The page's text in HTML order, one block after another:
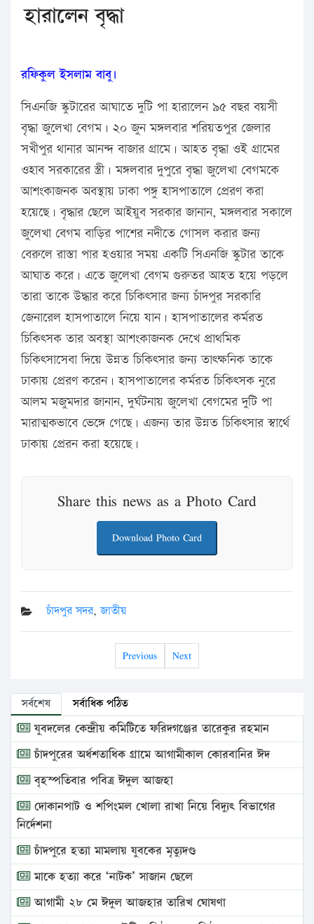
হারালেন বৃদ্ধা
রফিকুল ইসলাম বাবু।
সিএনজি স্কুটারের আঘাতে দুটি পা হারালেন ৯৫ বছর বয়সী
বৃদ্ধা জুলেখা বেগম। ২০ জুন মঙ্গলবার শরিয়তপুর জেলার
সখীপুর থানার আনন্দ বাজার গ্রামে। আহত বৃদ্ধা ওই গ্রামের
ওহাব সরকারের স্ত্রী। মঙ্গলবার দুপুরে বৃদ্ধা জুলেখা বেগমকে
আশংকাজনক অবস্থায় ঢাকা পঙ্গু হাসপাতালে প্রেরণ করা
হয়েছে। বৃদ্ধার ছেলে আইয়ুব সরকার জানান, মঙ্গলবার সকালে
জুলেখা বেগম বাড়ির পাশের নদীতে গোসল করার জন্য
বেরুলে রাস্তা পার হওয়ার সময় একটি সিএনজি স্কুটার তাকে
আঘাত করে। এতে জুলেখা বেগম গুরুতর আহত হয়ে পড়লে
তারা তাকে উদ্ধার করে চিকিৎসার জন্য চাঁদপুর সরকারি
জেনারেল হাসপাতালে নিয়ে যান। হাসপাতালের কর্মরত
চিকিৎসক তার অবস্থা আশংকাজনক দেখে প্রাথমিক
চিকিৎসাসেবা দিয়ে উন্নত চিকিৎসার জন্য তাৎক্ষনিক তাকে
ঢাকায় প্রেরণ করেন। হাসপাতালের কর্মরত চিকিৎসক নুরে
আলম মজুমদার জানান, দুর্ঘটনায় জুলেখা বেগমের দুটি পা
মারাত্মকভাবে ভেঙ্গে গেছে। এজন্য তার উন্নত চিকিৎসার স্বার্থে
ঢাকায় প্রেরন করা হয়েছে।
Share this news as a Photo Card
Download Photo Card
চাঁদপুর সদর,জাতীয়
Previous Next
সর্বশেষ সর্বাধিক পঠিত
যুবদলের কেন্দ্রীয় কমিটিতে ফরিদগঞ্জের তারেকুর রহমান
চাঁদপুরের অর্ধশতাধিক গ্রামে আগামীকাল কোরবানির ঈদ
বৃহস্পতিবার পবিত্র ঈদুল আজহা
দোকানপাট ও শপিংমল খোলা রাখা নিয়ে বিদ্যুৎ বিভাগের
নির্দেশনা
চাঁদপুরে হত্যা মামলায় যুবকের মৃত্যুদণ্ড
মাকে হত্যা করে ‘নাটক’ সাজান ছেলে
আগামী ২৮ মে ঈদুল আজহার তারিখ ঘোষণা